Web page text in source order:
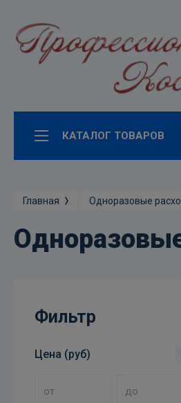
КАТАЛОГ ТОВАРОВ
Главная Одноразовые
Фильтр
Цена (руб)